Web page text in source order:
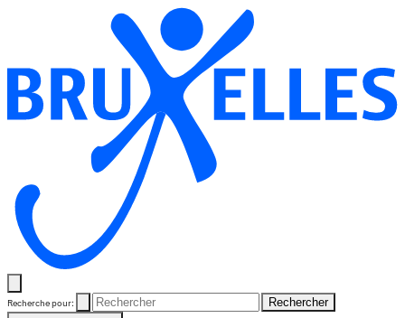
Recherche pour: Rechercher